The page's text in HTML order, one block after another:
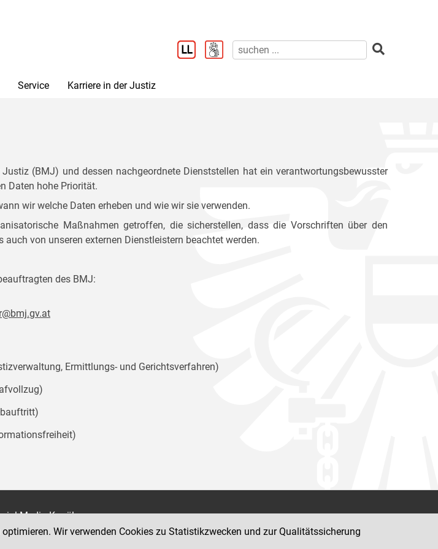
Service Karriere in der Justiz
(BMJ) und dessen nachgeordnete Dienststellen hat ein verantwortungsbewusster
Daten hohe Priorität.
wir welche Daten erheben und wie wir sie verwenden.
Maßnahmen getroffen, die sicherstellen, dass die Vorschriften über den
von unseren externen Dienstleistern beachtet werden.
des BMJ:
Ermittlungs- und Gerichtsverfahren)
Media Kanäle
Justiz und des BMJWir verwenden Cookies zu Statistikzwecken und zur Qualitätssicherung